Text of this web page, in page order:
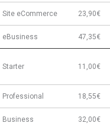
Site eCommerce 23,90€
eBusiness 47,35€
Starter 11,00€
Professional 18,55€
Business 32,00€